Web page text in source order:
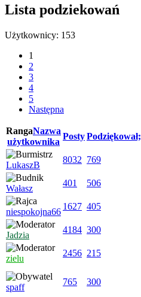
Lista podziekowań
Użytkownicy: 153
1
2
3
4
5
Następna
RangaNazwa
użytkownika
PostyPodziękował;
LukaszB
8032 769
Wałasz
401 506
niespokojna66
1627 405
Jadzia
4184 300
zielu
2456 215
spaff
765 300